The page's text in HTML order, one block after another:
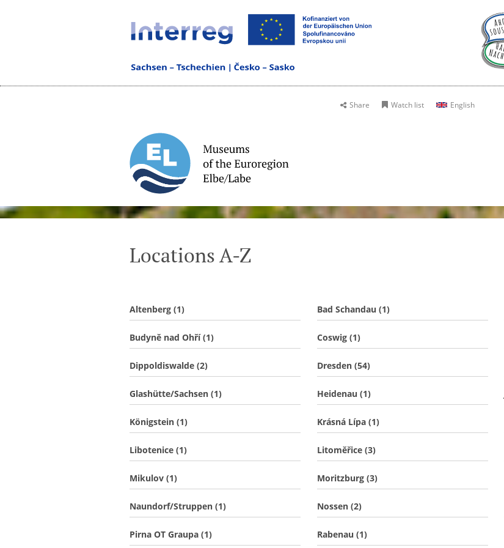
Share Watch list English
Locations A-Z
Altenberg (1) Bad Schandau (1)
Budyně nad Ohří (1) Coswig (1)
Dippoldiswalde (2) Dresden (54)
Glashütte/Sachsen (1) Heidenau (1)
Königstein (1) Krásná Lípa (1)
Libotenice (1) Litoměřice (3)
Mikulov (1) Moritzburg (3)
Naundorf/Struppen (1) Nossen (2)
Pirna OT Graupa (1) Rabenau (1)